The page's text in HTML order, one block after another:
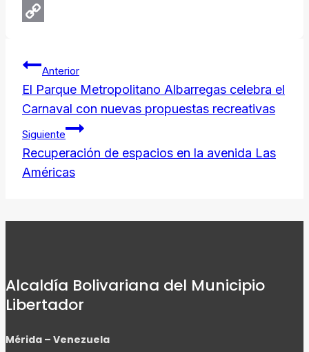
Email
Navegación
de
entradas
Anterior
El Parque Metropolitano Albarregas celebra el
Carnaval con nuevas propuestas recreativas
Siguiente
Recuperación de espacios en la avenida Las
Américas
Alcaldía Bolivariana del Municipio
Libertador
Mérida – Venezuela